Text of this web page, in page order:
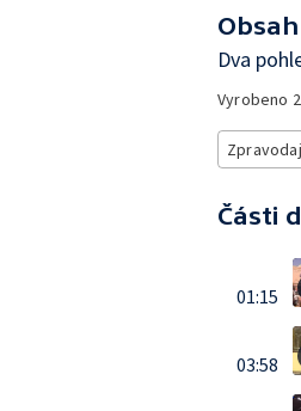
Dva
Vyrobeno
Části
01:15
03:58